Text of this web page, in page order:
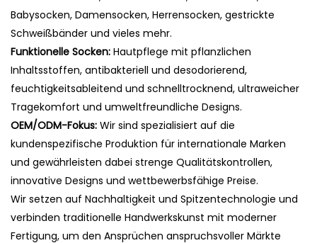
Babysocken, Damensocken, Herrensocken, gestrickte
Schweißbänder und vieles mehr.
Funktionelle Socken: Hautpflege mit pflanzlichen
Inhaltsstoffen, antibakteriell und desodorierend,
feuchtigkeitsableitend und schnelltrocknend, ultraweicher
Tragekomfort und umweltfreundliche Designs.
OEM/ODM-Fokus: Wir sind spezialisiert auf die
kundenspezifische Produktion für internationale Marken
und gewährleisten dabei strenge Qualitätskontrollen,
innovative Designs und wettbewerbsfähige Preise.
Wir setzen auf Nachhaltigkeit und Spitzentechnologie und
verbinden traditionelle Handwerkskunst mit moderner
Fertigung, um den Ansprüchen anspruchsvoller Märkte